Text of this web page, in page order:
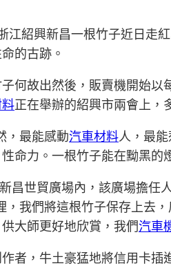
江紹興新昌一根竹子近日走
的古跡。
何故出然後，販賣機開始以
正在舉辦的紹興市兩會上，
，最能感動汽車材料人，最
命力。一根竹子能在黝黑的
昌世貿廣場內，該廣場擔任
，我們將這根竹子保存上去
大師更好地欣賞，我們汽車
者，牛土豪猛地將信用卡插